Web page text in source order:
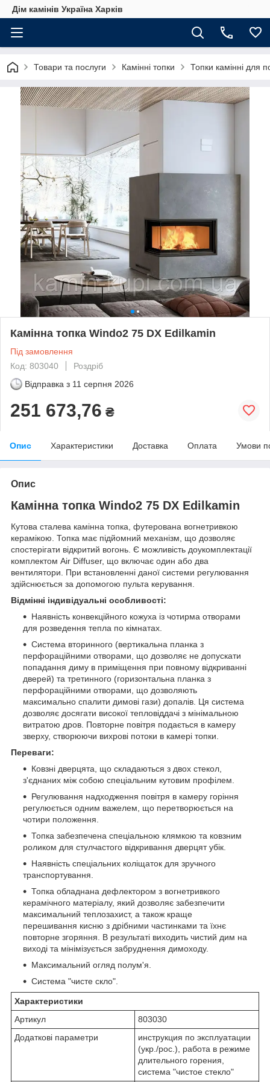
Дім камінів Україна Харків
Товари та послуги Камінні топки Топки камінні для
Камінна топка Windo2 75 DX Edilkamin
Під замовлення
Код: 803040
Роздріб
Відправка з 11 серпня 2026
251 673,76 ₴
Опис Характеристики Доставка Оплата Умови
Опис
Камінна топка Windo2 75 DX Edilkamin
Кутова сталева камінна топка, футерована вогнетривкою
керамікою. Топка має підйомний механізм, що дозволяє
спостерігати відкритий вогонь. Є можливість доукомплектації
комплектом Air Diffuser, що включає один або два
вентилятори. При встановленні даної системи регулювання
здійснюється за допомогою пульта керування.
Відмінні індивідуальні особливості:
Наявність конвекційного кожуха із чотирма отворами
для розведення тепла по кімнатах.
Система вторинного (вертикальна планка з
перфораційними отворами, що дозволяє не допускати
попадання диму в приміщення при повному відкриванні
дверей) та третинного (горизонтальна планка з
перфораційними отворами, що дозволяють
максимально спалити димові гази) допалів. Ця система
дозволяє досягати високої тепловіддачі з мінімальною
витратою дров. Повторне повітря подається в камеру
зверху, створюючи вихрові потоки в камері топки.
Переваги:
Ковзні дверцята, що складаються з двох стекол,
з'єднаних між собою спеціальним кутовим профілем.
Регулювання надходження повітря в камеру горіння
регулюється одним важелем, що перетворюється на
чотири положення.
Топка забезпечена спеціальною клямкою та ковзним
роликом для стулчастого відкривання дверцят убік.
Наявність спеціальних коліщаток для зручного
транспортування.
Топка обладнана дефлектором з вогнетривкого
керамічного матеріалу, який дозволяє забезпечити
максимальний теплозахист, а також краще
перешивання кисню з дрібними частинками та їхнє
повторне згоряння. В результаті виходить чистий дим на
виході та мінімізується забруднення димоходу.
Максимальний огляд полум'я.
Система "чисте скло".
Характеристики
Артикул
803030
Додаткові параметри
инструкция по эксплуатации
(укр./рос.), работа в режиме
длительного горения,
система "чистое стекло"